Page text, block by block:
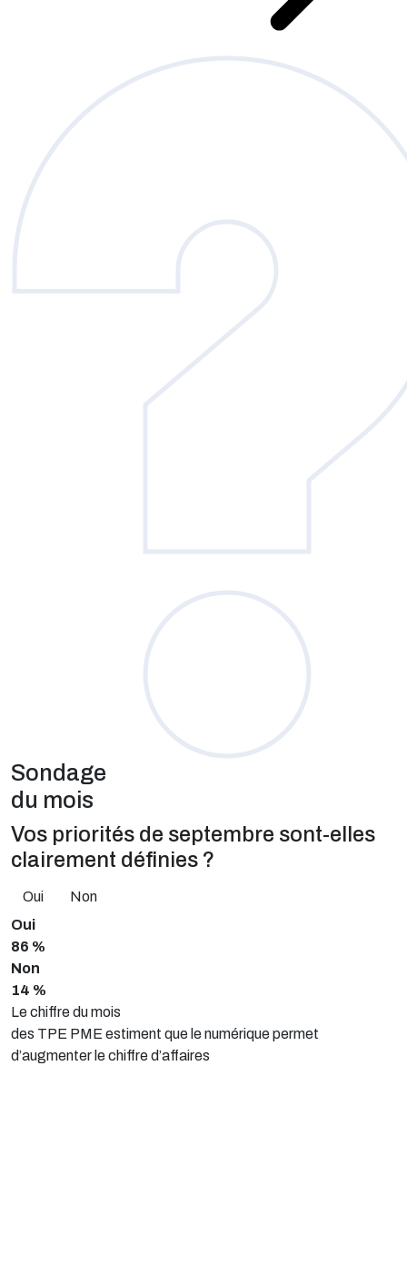
Sondage
du mois
Vos priorités de septembre sont-elles
clairement définies ?
Oui
Non
Oui
86 %
Non
14 %
Le chiffre du mois
des TPE PME estiment que le numérique permet
d’augmenter le chiffre d’affaires